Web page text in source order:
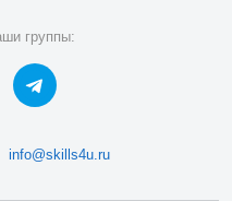
группы:
info@skills4u.ru